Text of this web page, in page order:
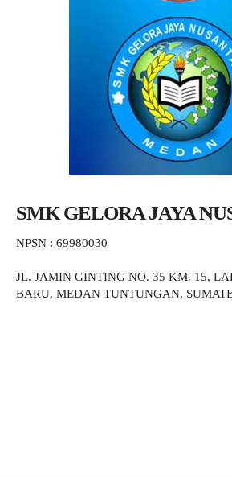
SMK GELORA JAYA
NPSN : 69980030
JL. JAMIN GINTING NO. 35 KM. 15,
BARU, MEDAN TUNTUNGAN,